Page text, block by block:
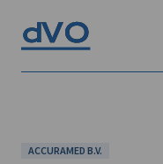
ACCURAMED B.V.